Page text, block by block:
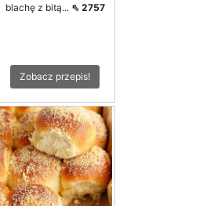
blachę z bitą... ⇖ 2757
Zobacz przepis!